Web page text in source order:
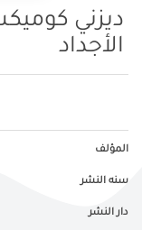
الأجداد
المؤلف
سنه النشر
دار النشر